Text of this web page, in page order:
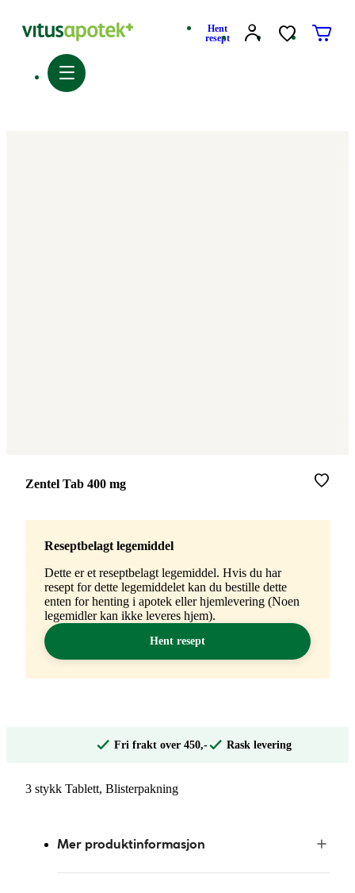
Hent
resept
Merke:
Zentel Tab 400 mg
Reseptbelagt legemiddel
Dette er et reseptbelagt legemiddel. Hvis du har
resept for dette legemiddelet kan du bestille dette
enten for henting i apotek eller hjemlevering (Noen
legemidler kan ikke leveres hjem).
Hent resept
Fri frakt over 450,- Rask levering
3 stykk Tablett, Blisterpakning
Mer produktinformasjon